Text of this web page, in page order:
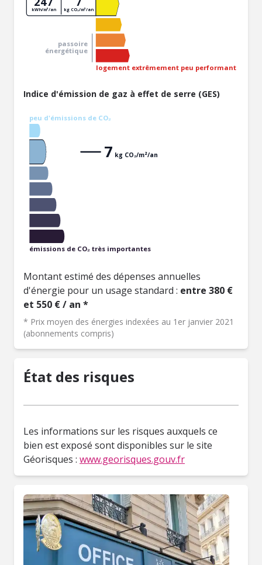
logement extrêmement peu performant
passoire
énergétique
kWh/m²/an kg CO₂/m²/an
Indice d'émission de gaz à effet de serre (GES)
peu d'émissions de CO₂
émissions de CO₂ très importantes
7 kg CO₂/m²/an
Montant estimé des dépenses annuelles
d'énergie pour un usage standard : entre 380 €
et 550 € / an *
* Prix moyen des énergies indexées au 1er janvier 2021
(abonnements compris)
État des risques
Les informations sur les risques auxquels ce
bien est exposé sont disponibles sur le site
Géorisques : www.georisques.gouv.fr